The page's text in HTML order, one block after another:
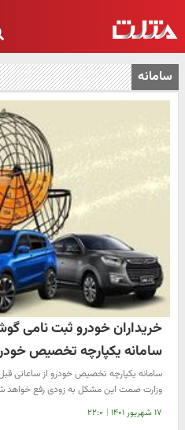
سامانه
خریداران خودرو ثبت نامی
سامانه یکپارچه تخصیص
سامانه یکپارچه تخصیص خودرو از ساعاتی
وزارت صمت این مشکل به زودی رفع خواهد
۱۷ شهریور ۱۴۰۱ | ۲۲:۰